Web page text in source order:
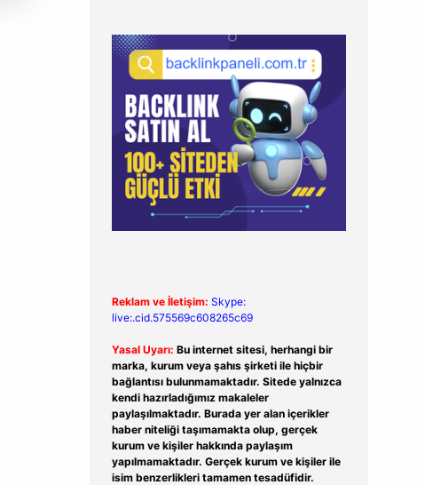
Reklam ve İletişim: Skype:
live:.cid.575569c608265c69
Yasal Uyarı: Bu internet sitesi, herhangi bir
marka, kurum veya şahıs şirketi ile hiçbir
bağlantısı bulunmamaktadır. Sitede yalnızca
kendi hazırladığımız makaleler
paylaşılmaktadır. Burada yer alan içerikler
haber niteliği taşımamakta olup, gerçek
kurum ve kişiler hakkında paylaşım
yapılmamaktadır. Gerçek kurum ve kişiler ile
isim benzerlikleri tamamen tesadüfidir.